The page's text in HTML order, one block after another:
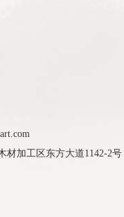
材加工区东方大道1142-2号